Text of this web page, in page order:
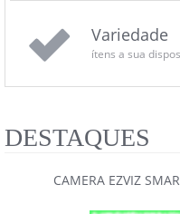
Variedade
ítens a sua
DESTAQUES
CAMERA EZVIZ